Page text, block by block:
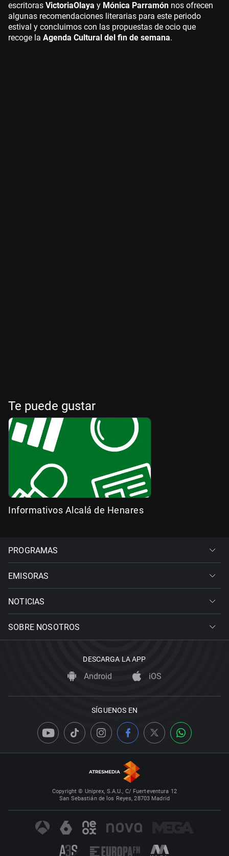
escritoras VictoriaOlaya y Mónica Parramón nos ofrecen
algunas recomendaciones literarias para este periodo
estival y concluimos con las propuestas de ocio que
recoge la Agenda Cultural del fin de semana.
Te puede gustar
Informativos Alcalá de Henares
PROGRAMAS
EMISORAS
NOTICIAS
SOBRE NOSOTROS
DESCARGA LA APP
Android iOS
SÍGUENOS EN
Copyright © Uniprex, S.A.U., C/ Fuerteventura 12
San Sebastián de los Reyes, 28703 Madrid